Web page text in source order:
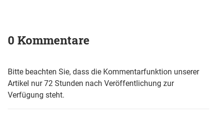
0 Kommentare
Bitte beachten Sie, dass die Kommentarfunktion unserer
Artikel nur 72 Stunden nach Veröffentlichung zur
Verfügung steht.